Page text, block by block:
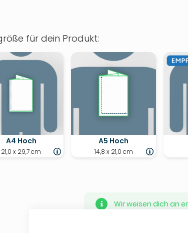
für dein Produkt:
A4 Hoch
21,0 x 29,7 cm
A5 Hoch
14,8 x 21,0 cm
Wir weisen dich an